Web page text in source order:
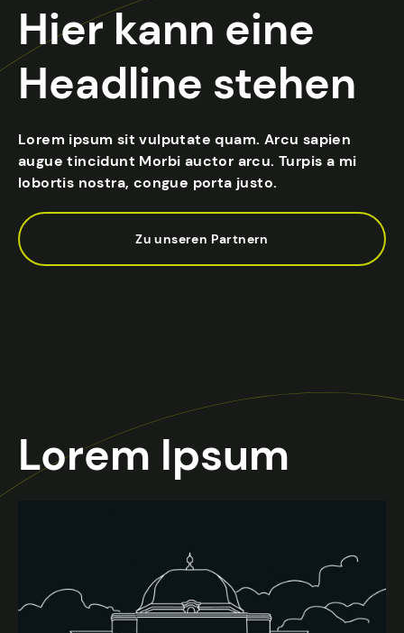
Hier kann eine
Headline stehen
Lorem ipsum sit vulputate quam. Arcu sapien
augue tincidunt Morbi auctor arcu. Turpis a mi
lobortis nostra, congue porta justo.
Zu unseren Partnern
Lorem Ipsum